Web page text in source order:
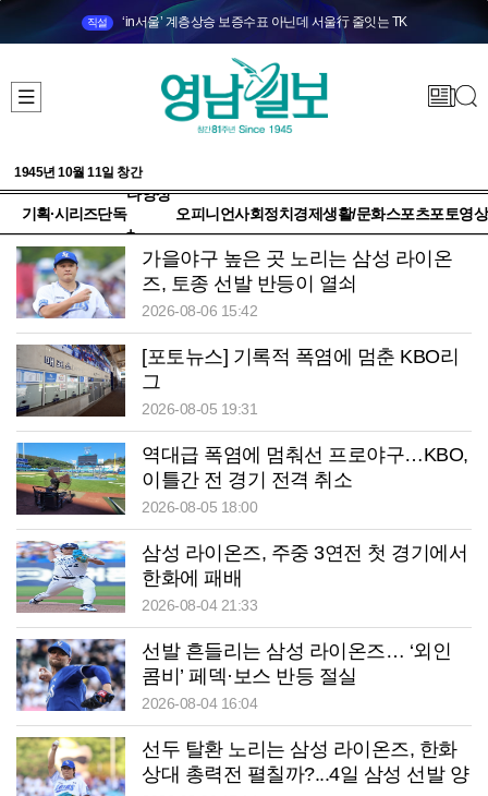
직설 ‘in서울’ 계층상승 보증수표 아닌데 서울行 줄잇는 TK
1945년 10월 11일 창간
기획·시리즈단독
다양성
+
오피니언사회정치 경제생활/문화스포츠포토영상
가을야구 높은 곳 노리는 삼성 라이온
즈, 토종 선발 반등이 열쇠
2026-08-06 15:42
[포토뉴스] 기록적 폭염에 멈춘 KBO리
그
2026-08-05 19:31
역대급 폭염에 멈춰선 프로야구…KBO,
이틀간 전 경기 전격 취소
2026-08-05 18:00
삼성 라이온즈, 주중 3연전 첫 경기에서
한화에 패배
2026-08-04 21:33
선발 흔들리는 삼성 라이온즈… ‘외인
콤비’ 페덱·보스 반등 절실
2026-08-04 16:04
선두 탈환 노리는 삼성 라이온즈, 한화
상대 총력전 펼칠까?...4일 삼성 선발 양